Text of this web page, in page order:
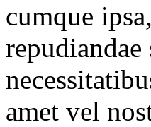
cumque
amet vel